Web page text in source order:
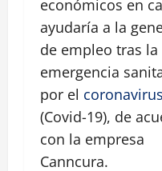
económicos en
ayudaría a la
de empleo tras la
emergencia
por el coronavirus
(Covid-19), de
con la empresa
Canncura.